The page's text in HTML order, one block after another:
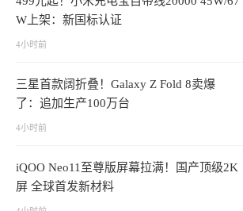
W上架：新国标认证
4小时前
三星首款阔折叠！Galaxy Z Fold 8卖爆
了：追加生产100万台
4小时前
iQOO Neo11至尊版屏幕拉满！国产顶级2K
屏 全球首发新材料